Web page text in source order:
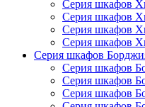
Серия шкафов
Серия шкафов
Серия шкафов
Серия шкафов
Серия шкафов
Серия шкафов
Серия шкафов
Серия шкафов